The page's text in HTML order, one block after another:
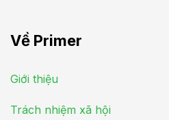
Về Primer
Giới thiệu
Trách nhiệm xã hội